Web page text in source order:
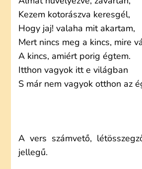
Kezem kotorászva keresgél,
Hogy jaj! valaha mit akartam,
Mert nincs meg a kincs, mire
A kincs, amiért porig égtem.
Itthon vagyok itt e világban
S már nem vagyok otthon az
A vers számvető,
jellegű.